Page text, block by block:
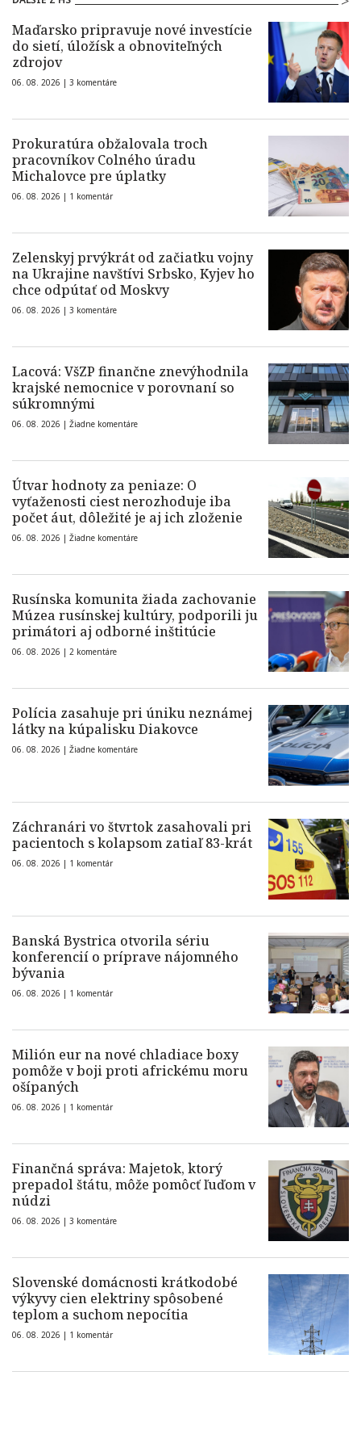
Maďarsko pripravuje nové investície
do sietí, úložísk a obnoviteľných
zdrojov
06. 08. 2026 | 3 komentáre
Prokuratúra obžalovala troch
pracovníkov Colného úradu
Michalovce pre úplatky
06. 08. 2026 | 1 komentár
Zelenskyj prvýkrát od začiatku vojny
na Ukrajine navštívi Srbsko, Kyjev ho
chce odpútať od Moskvy
06. 08. 2026 | 3 komentáre
Lacová: VšZP finančne znevýhodnila
krajské nemocnice v porovnaní so
súkromnými
06. 08. 2026 | Žiadne komentáre
Útvar hodnoty za peniaze: O
vyťaženosti ciest nerozhoduje iba
počet áut, dôležité je aj ich zloženie
06. 08. 2026 | Žiadne komentáre
Rusínska komunita žiada zachovanie
Múzea rusínskej kultúry, podporili ju
primátori aj odborné inštitúcie
06. 08. 2026 | 2 komentáre
Polícia zasahuje pri úniku neznámej
látky na kúpalisku Diakovce
06. 08. 2026 | Žiadne komentáre
Záchranári vo štvrtok zasahovali pri
pacientoch s kolapsom zatiaľ 83-krát
06. 08. 2026 | 1 komentár
Banská Bystrica otvorila sériu
konferencií o príprave nájomného
bývania
06. 08. 2026 | 1 komentár
Milión eur na nové chladiace boxy
pomôže v boji proti africkému moru
ošípaných
06. 08. 2026 | 1 komentár
Finančná správa: Majetok, ktorý
prepadol štátu, môže pomôcť ľuďom v
núdzi
06. 08. 2026 | 3 komentáre
Slovenské domácnosti krátkodobé
výkyvy cien elektriny spôsobené
teplom a suchom nepocítia
06. 08. 2026 | 1 komentár